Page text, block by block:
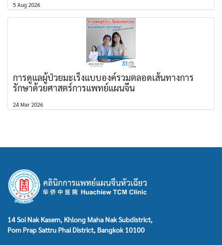
5 Aug 2026
การดูแลผู้ป่วยมะเร็งแบบองค์รวมตลอดเส้นทางการ
รักษาด้วยศาสตร์การแพทย์แผนจีน
24 Mar 2026
14 Soi Nak Kasem, Khlong Maha Nak Subdistrict,
Pom Prap Sattru Phai District, Bangkok 10100